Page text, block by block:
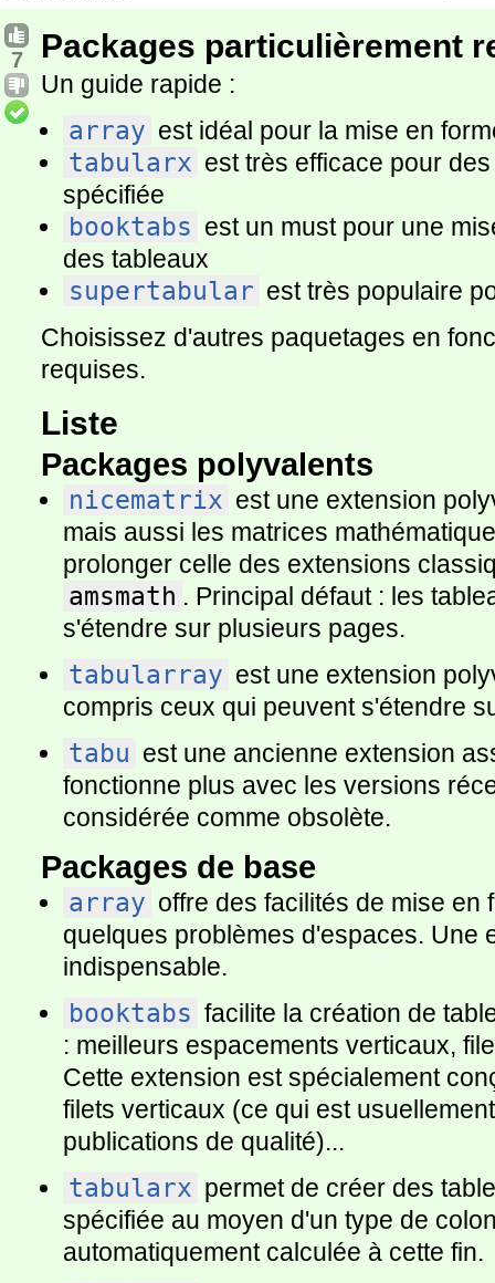
7 Packages particulièrement
Un guide rapide :
array est idéal pour la mise en
tabularx est très efficace pour
spécifiée
booktabs est un must pour une
des tableaux
supertabular est très populaire
Choisissez d'autres paquetages en
requises.
Liste
Packages polyvalents
nicematrix est une extension
mais aussi les matrices
prolonger celle des extensions
amsmath . Principal défaut : les
s'étendre sur plusieurs pages.
tabularray est une extension
compris ceux qui peuvent s'étendre
tabu est une ancienne extension
fonctionne plus avec les versions
considérée comme obsolète.
Packages de base
array offre des facilités de mise
quelques problèmes d'espaces. Une
indispensable.
booktabs facilite la création de
: meilleurs espacements verticaux,
Cette extension est spécialement
filets verticaux (ce qui est
publications de qualité)...
tabularx permet de créer des
spécifiée au moyen d'un type de
automatiquement calculée à cette fin.